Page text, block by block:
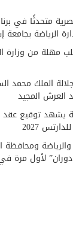
متحدثًا في
الرياضة
مهلة من وزارة
الملك محمد
العرش المجيد
يشهد توقيع
2027
ومحافظة
لأول مرة